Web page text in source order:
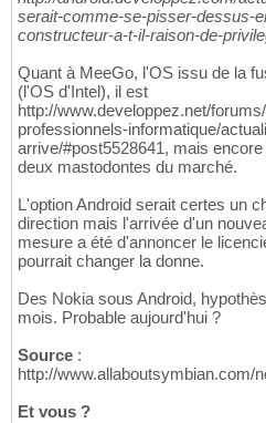
serait-comme-se-pisser-dessus-
constructeur-a-t-il-raison-de-
Quant à MeeGo, l'OS issu de la
(l'OS d'Intel), il est
http://www.developpez.net/
professionnels-informatique/
arrive/#post5528641, mais
deux mastodontes du marché.
L'option Android serait certes un
direction mais l'arrivée d'un
mesure a été d'annoncer le
pourrait changer la donne.
Des Nokia sous Android,
mois. Probable aujourd'hui ?
Source :
http://www.allaboutsymbian.com/
Et vous ?